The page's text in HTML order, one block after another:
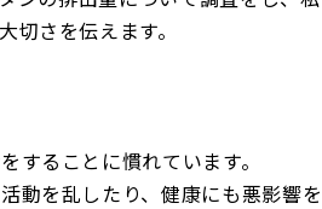
さを伝えます。
ることに慣れています。
動を乱したり、健康にも悪影響を